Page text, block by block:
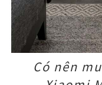
Có nên